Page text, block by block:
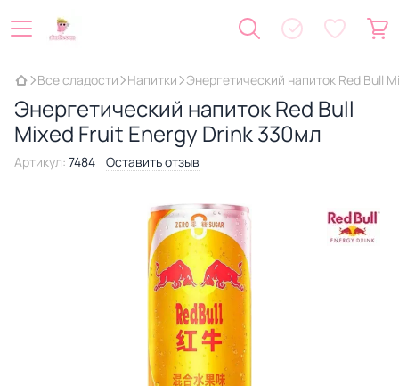
Все сладости Напитки Энергетический напиток Red Bull
Энергетический напиток Red Bull
Mixed Fruit Energy Drink 330мл
Артикул: 7484 Оставить отзыв